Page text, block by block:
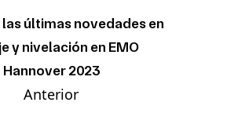
últimas novedades en
y nivelación en EMO
Hannover 2023
Anterior